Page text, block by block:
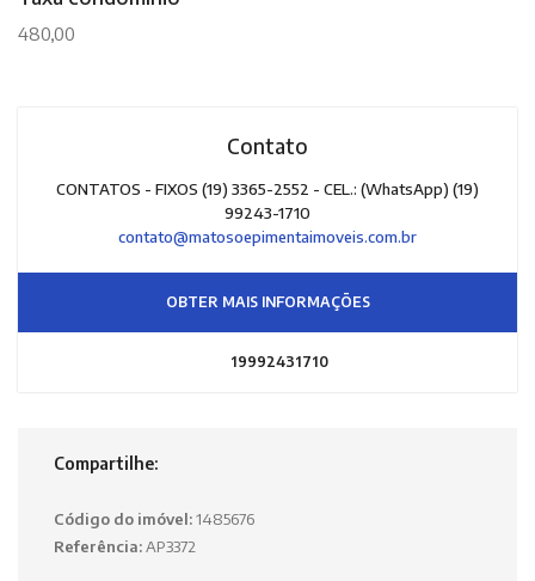
480,00
Contato
CONTATOS - FIXOS (19) 3365-2552 - CEL.: (WhatsApp) (19)
99243-1710
contato@matosoepimentaimoveis.com.br
OBTER MAIS INFORMAÇÕES
19992431710
Compartilhe:
Código do imóvel:1485676
Referência:AP3372